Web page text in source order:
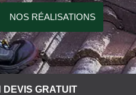
NOS RÉALISATIONS
DEVIS GRATUIT